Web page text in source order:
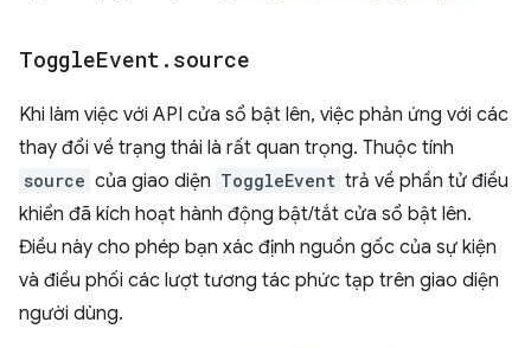
ToggleEvent . source
Khi làm việc với API cửa sổ bật lên, việc phản ứng với các
thay đổi về trạng thái là rất quan trọng. Thuộc tính
source của giao diện ToggleEvent trả về phần tử điều
khiển đã kích hoạt hành động bật/tắt cửa sổ bật lên.
Điều này cho phép bạn xác định nguồn gốc của sự kiện
và điều phối các lượt tương tác phức tạp trên giao diện
người dùng.